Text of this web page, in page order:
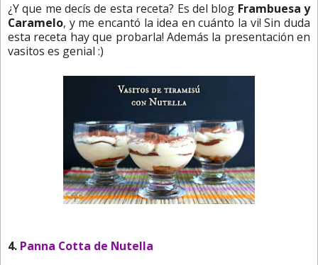
¿Y que me decís de esta receta? Es del blog Frambuesa y
Caramelo, y me encantó la idea en cuánto la vi! Sin duda
esta receta hay que probarla! Además la presentación en
vasitos es genial :)
4. Panna Cotta de Nutella